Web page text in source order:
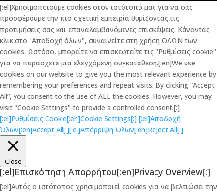
[:el]Χρησιμοποιούμε cookies στον ιστότοπό μας για να σας
προσφέρουμε την πιο σχετική εμπειρία θυμίζοντας τις
προτιμήσεις σας και επαναλαμβανόμενες επισκέψεις. Κάνοντας
κλικ στο "Αποδοχή όλων", συναινείτε στη χρήση ΟΛΩΝ των
cookies. Ωστόσο, μπορείτε να επισκεφτείτε τις "Ρυθμίσεις cookie"
για να παράσχετε μια ελεγχόμενη συγκατάθεση.[:en]We use
cookies on our website to give you the most relevant experience by
remembering your preferences and repeat visits. By clicking “Accept
All”, you consent to the use of ALL the cookies. However, you may
visit "Cookie Settings" to provide a controlled consent.[:]
[:el]Ρυθμίσεις Cookie[:en]Cookie Settings[:] [:el]Αποδοχή
Όλων[:en]Accept All[:][:el]Απόρριψη Όλων[:en]Reject All[:]
Close
[:el]Επισκόπηση Απορρήτου[:en]Privacy Overview[:]
[:el]Αυτός ο ιστότοπος χρησιμοποιεί cookies για να βελτιώσει την